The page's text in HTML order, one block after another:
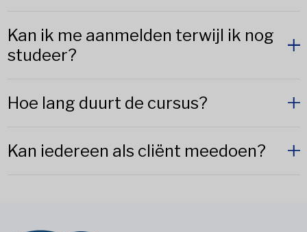
Kan ik me aanmelden terwijl ik nog
studeer?
Hoe lang duurt de cursus?
Kan iedereen als cliënt meedoen?